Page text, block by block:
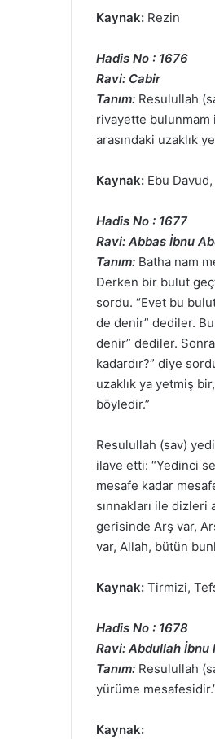
Kaynak: Rezin
Hadis No : 1676
Ravi: Cabir
Tanım: Resulullah
rivayette bulunmam
arasındaki uzaklık
Kaynak: Ebu
Hadis No : 1677
Ravi: Abbas İbnu
Tanım: Batha nam
Derken bir bulut
sordu. “Evet bu
de denir” dediler.
denir” dediler.
kadardır?” diye
uzaklık ya yetmiş
böyledir.”
Resulullah (sav)
ilave etti: “Yedinci
mesafe kadar
sınnakları ile dizleri
gerisinde Arş var,
var, Allah, bütün
Kaynak: Tirmizi,
Hadis No : 1678
Ravi: Abdullah İbnu
Tanım: Resulullah
yürüme
Kaynak: